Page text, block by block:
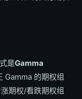
是Gamma
Gamma 的期权组
期权/看跌期权组